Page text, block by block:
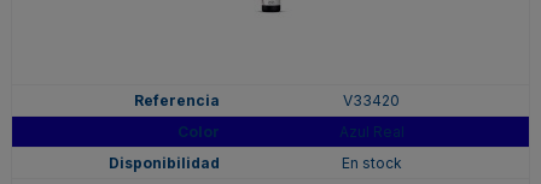
V33420
Azul Real
En stock